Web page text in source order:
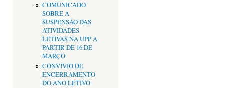
COMUNICADO
SOBRE A
SUSPENSÃO DAS
ATIVIDADES
LETIVAS NA UPP A
PARTIR DE 16 DE
MARÇO
CONVÍVIO DE
ENCERRAMENTO
DO ANO LETIVO